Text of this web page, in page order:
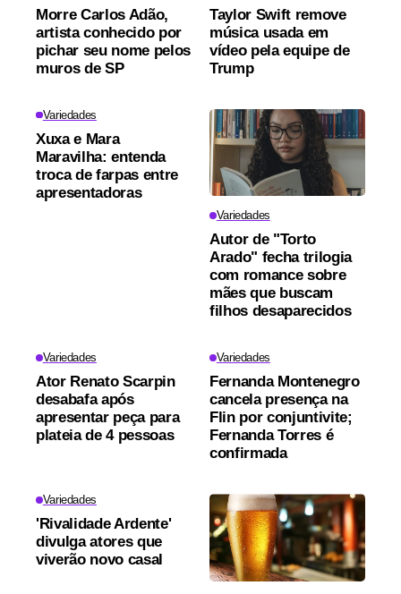
Morre Carlos Adão,
artista conhecido por
pichar seu nome pelos
muros de SP
Taylor Swift remove
música usada em
vídeo pela equipe de
Trump
Variedades
Xuxa e Mara
Maravilha: entenda
troca de farpas entre
apresentadoras
Variedades
Autor de "Torto
Arado" fecha trilogia
com romance sobre
mães que buscam
filhos desaparecidos
Variedades
Ator Renato Scarpin
desabafa após
apresentar peça para
plateia de 4 pessoas
Variedades
Fernanda Montenegro
cancela presença na
Flin por conjuntivite;
Fernanda Torres é
confirmada
Variedades
'Rivalidade Ardente'
divulga atores que
viverão novo casal